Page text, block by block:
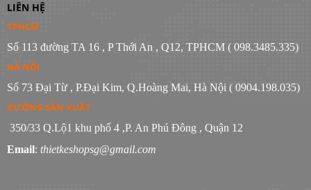
LIÊN HỆ
TPHCM
Số 113 đường TA 16 , P Thới An , Q12, TPHCM ( 098.3485.335)
HÀ NỘI
Số 73 Đại Từ , P.Đại Kim, Q.Hoàng Mai, Hà Nội ( 0904.198.035)
XƯỞNG SẢN XUẤT
350/33 Q.Lộ1 khu phố 4 ,P. An Phú Đông , Quận 12
Email: thietkeshopsg@gmail.com